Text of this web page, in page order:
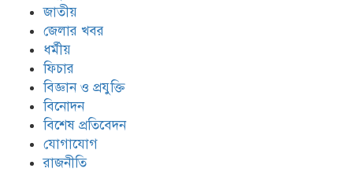
জাতীয়
জেলার খবর
ধর্মীয়
ফিচার
বিজ্ঞান ও প্রযুক্তি
বিনোদন
বিশেষ প্রতিবেদন
যোগাযোগ
রাজনীতি